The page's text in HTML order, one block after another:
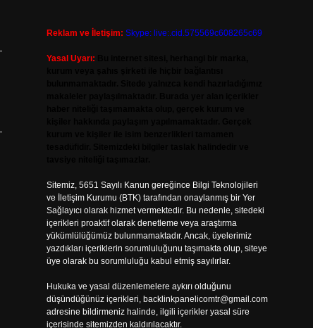
Reklam ve İletişim: Skype: live:.cid.575569c608265c69
Yasal Uyarı:
Sitemiz, 5651 Sayılı Kanun gereğince Bilgi Teknolojileri
ve İletişim Kurumu (BTK) tarafından onaylanmış bir Yer
Sağlayıcı olarak hizmet vermektedir. Bu nedenle, sitedeki
içerikleri proaktif olarak denetleme veya araştırma
yükümlülüğümüz bulunmamaktadır. Ancak, üyelerimiz
yazdıkları içeriklerin sorumluluğunu taşımakta olup, siteye
üye olarak bu sorumluluğu kabul etmiş sayılırlar.
Hukuka ve yasal düzenlemelere aykırı olduğunu
düşündüğünüz içerikleri, backlinkpanelicomtr@gmail.com
adresine bildirmeniz halinde, ilgili içerikler yasal süre
içerisinde sitemizden kaldırılacaktır.